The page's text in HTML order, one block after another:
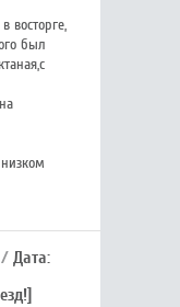
восторге,
был
Дата: